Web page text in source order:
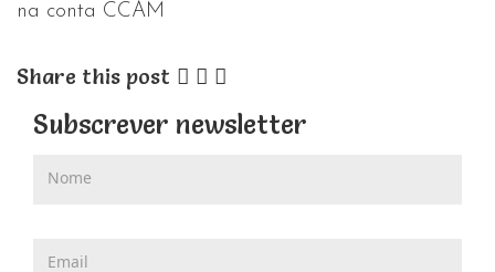
na conta CCAM
Share this post
Subscrever newsletter